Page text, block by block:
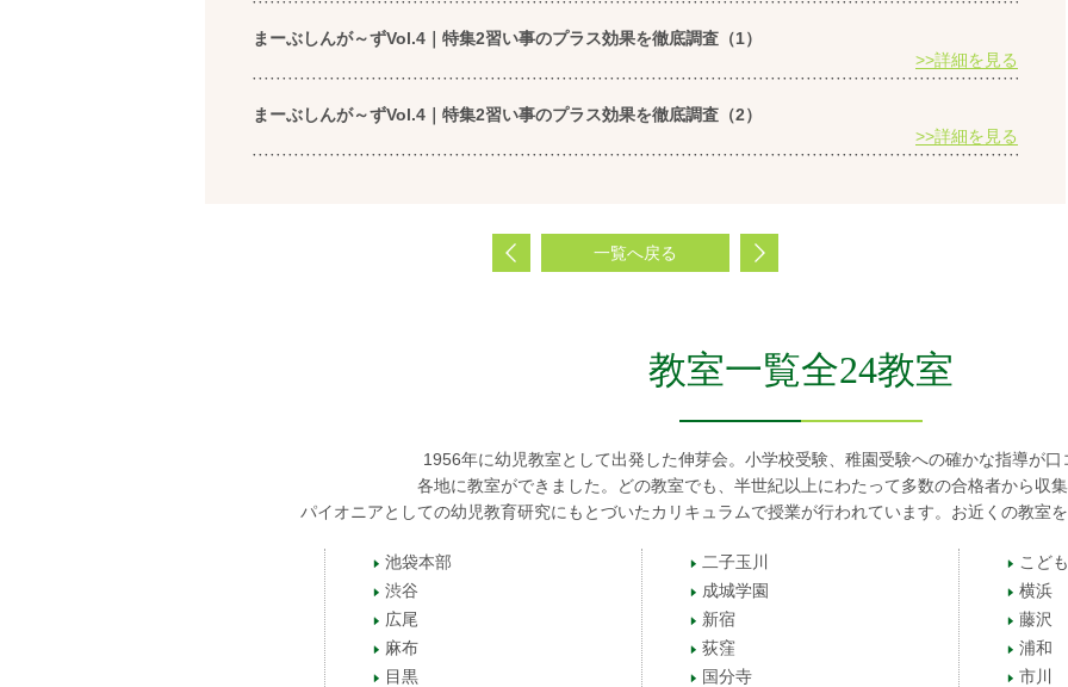
まーぶしんが～ずVol.4｜特集2習い事のプラス効果を徹底調査（1）
>>詳細を見る
まーぶしんが～ずVol.4｜特集2習い事のプラス効果を徹底調査（2）
>>詳細を見る
一覧へ戻る
教室一覧全24教室
1956年に幼児教室として出発した伸芽会。小学校受験、稚園受験への確かな指導が口
各地に教室ができました。どの教室でも、半世紀以上にわたって多数の合格者から収集
パイオニアとしての幼児教育研究にもとづいたカリキュラムで授業が行われています。お近くの教室
池袋本部
渋谷
広尾
麻布
目黒
二子玉川
成城学園
新宿
荻窪
国分寺
こど
横浜
藤沢
浦和
市川